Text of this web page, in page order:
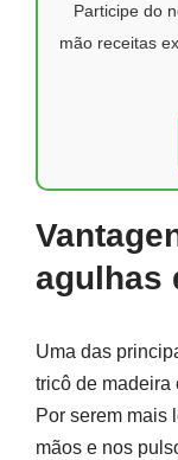
Participe do
mão receitas
agulhas
Uma das
tricô de madeira
Por serem mais
mãos e nos